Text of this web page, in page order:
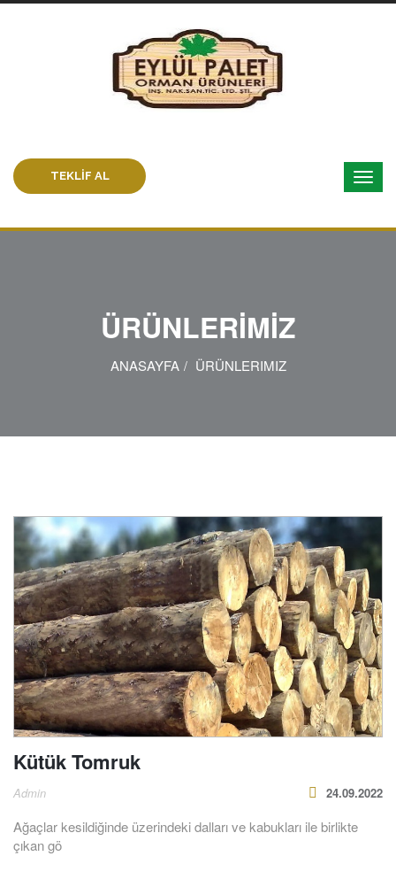
TEKLİF AL
ÜRÜNLERİMİZ
ANASAYFA / ÜRÜNLERIMIZ
Kütük Tomruk
Admin 24.09.2022
Ağaçlar kesildiğinde üzerindeki dalları ve kabukları ile birlikte
çıkan gö